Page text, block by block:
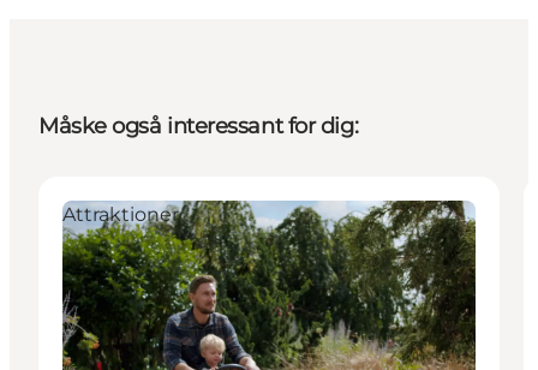
Måske også interessant for dig:
Attraktioner